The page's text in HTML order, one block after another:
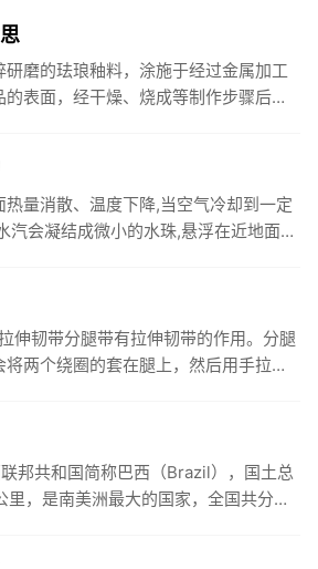
磨的珐琅釉料，涂施于经过金属加工
表面，经干燥、烧成等制作步骤后，
量消散、温度下降,当空气冷却到一定
汽会凝结成微小的水珠,悬浮在近地面的
伸韧带分腿带有拉伸韧带的作用。分腿
两个绕圈的套在腿上，然后用手拉扯
邦共和国简称巴西（Brazil），国土总
，是南美洲最大的国家，全国共分为